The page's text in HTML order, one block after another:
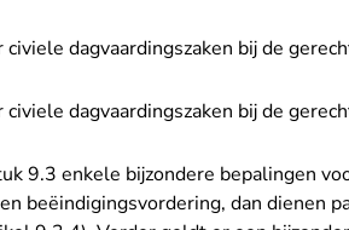
dagvaardingszaken bij de
dagvaardingszaken bij de
9.3 enkele bijzondere bepalingen
beëindigingsvordering, dan dienen